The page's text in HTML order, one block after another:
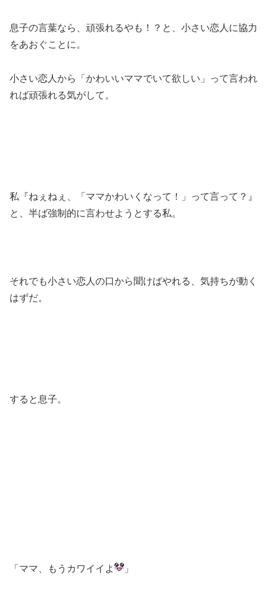
息子の言葉なら、頑張れるやも！？と、小さい恋人に協力
をあおぐことに。
小さい恋人から「かわいいママでいて欲しい」って言われ
れば頑張れる気がして。
私『ねぇねぇ、「ママかわいくなって！」って言って？』
と、半ば強制的に言わせようとする私。
それでも小さい恋人の口から聞けばやれる、気持ちが動く
はずだ。
すると息子。
「ママ、もうカワイイよ 」